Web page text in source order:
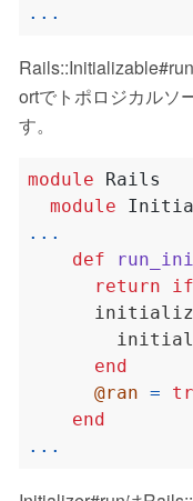
...
ortでトポロジカルソ
す。
module
Rails
module
...
def
return
if
end
@ran =
end
...